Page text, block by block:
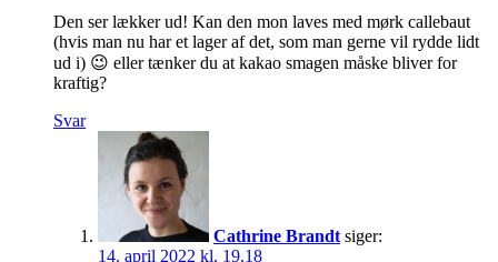
Den ser lækker ud! Kan den mon laves med mørk callebaut
(hvis man nu har et lager af det, som man gerne vil rydde lidt
ud i) 😉 eller tænker du at kakao smagen måske bliver for
kraftig?
Svar
Cathrine Brandt siger:
14. april 2022 kl. 19.18